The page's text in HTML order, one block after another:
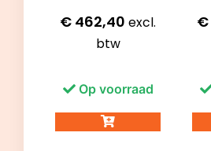
€ 462,40 excl.
btw
Op voorraad
€